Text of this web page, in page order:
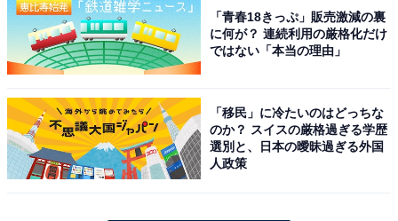
で住みやすそうだから（30代男性／福岡県）」などのコ
メントがありました。
ほかにも、「世界の最先端な娯楽が揃っているから（40
代男性／新潟県）」「一度はロサンゼルスに住んでみた
い（30代女性／兵庫県）」「グアムやハワイなどの島に
行きたい（40代女性／東京都）」「日本料理屋を開いて
「青春18きっぷ」販売激減の裏
に何が？ 連続利用の厳格化だけ
ではない「本当の理由」
「移民」に冷たいのはどっちな
のか？ スイスの厳格過ぎる学歴
選別と、日本の曖昧過ぎる外国
人政策